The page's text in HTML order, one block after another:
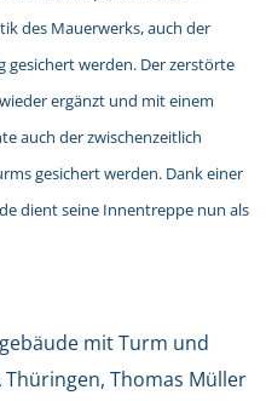
des Mauerwerks, auch der
werden. Der zerstörte
ergänzt und mit einem
auch der zwischenzeitlich
gesichert werden. Dank einer
dient seine Innentreppe nun als
mit Turm und
Thüringen, Thomas Müller